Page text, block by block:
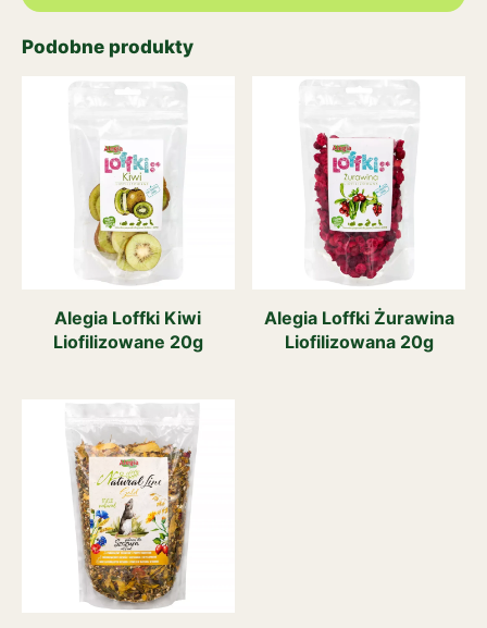
Podobne produkty
Alegia Loffki Kiwi
Liofilizowane 20g
Alegia Loffki Żurawina
Liofilizowana 20g